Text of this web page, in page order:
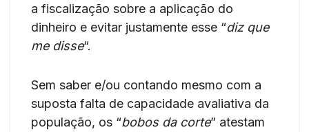
a fiscalização sobre a aplicação do
dinheiro e evitar justamente esse “diz que
me disse“.
Sem saber e/ou contando mesmo com a
suposta falta de capacidade avaliativa da
população, os “bobos da corte” atestam